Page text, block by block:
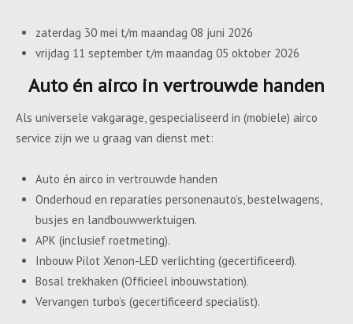
zaterdag 30 mei t/m maandag 08 juni 2026
vrijdag 11 september t/m maandag 05 oktober 2026
Auto én airco in vertrouwde handen
Als universele vakgarage, gespecialiseerd in (mobiele) airco
service zijn we u graag van dienst met:
Auto én airco in vertrouwde handen
Onderhoud en reparaties personenauto’s, bestelwagens,
busjes en landbouwwerktuigen.
APK (inclusief roetmeting).
Inbouw Pilot Xenon-LED verlichting (gecertificeerd).
Bosal trekhaken (Officieel inbouwstation).
Vervangen turbo’s (gecertificeerd specialist).